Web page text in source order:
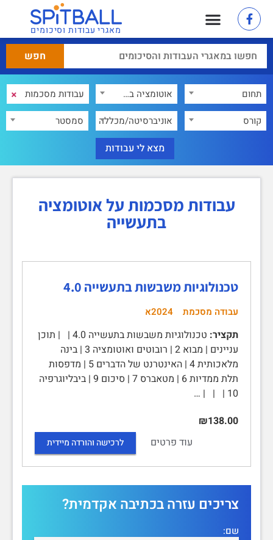
מאגרי עבודות וסיכומים
תחום אוטומציה בתעשייה ×
קורס אוניברסיטה/מכללה סמסטר
עבודות מסכמות על אוטומציה
בתעשייה
טכנולוגיות משבשות בתעשייה 4.0
עבודה מסכמת 2024א
תקציר:
טכנולוגיות משבשות בתעשייה 4.0 | | תוכן
עניינים | מבוא 2 | רובוטים ואוטומציה 3 | בינה
מלאכותית 4 | האינטרנט של הדברים 5 | מדפסות
תלת ממדיות 6 | מטאברס 7 | סיכום 9 | ביבליוגרפיה
10 | | | …
₪138.00
עוד פרטים
לרכישה והורדה מיידית
צריכים עזרה בכתיבה אקדמית?
שם: